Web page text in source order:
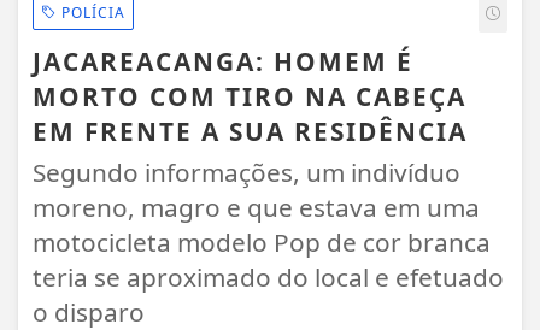
POLÍCIA
JACAREACANGA: HOMEM É
MORTO COM TIRO NA CABEÇA
EM FRENTE A SUA RESIDÊNCIA
Segundo informações, um indivíduo
moreno, magro e que estava em uma
motocicleta modelo Pop de cor branca
teria se aproximado do local e efetuado
o disparo